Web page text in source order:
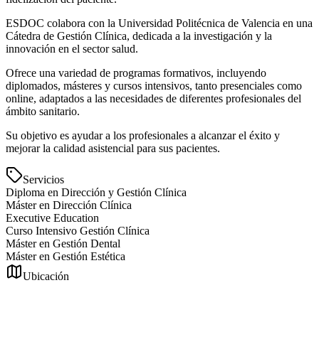
ESDOC colabora con la Universidad Politécnica de Valencia en una
Cátedra de Gestión Clínica, dedicada a la investigación y la
innovación en el sector salud.
Ofrece una variedad de programas formativos, incluyendo
diplomados, másteres y cursos intensivos, tanto presenciales como
online, adaptados a las necesidades de diferentes profesionales del
ámbito sanitario.
Su objetivo es ayudar a los profesionales a alcanzar el éxito y
mejorar la calidad asistencial para sus pacientes.
Servicios
Diploma en Dirección y Gestión Clínica
Máster en Dirección Clínica
Executive Education
Curso Intensivo Gestión Clínica
Máster en Gestión Dental
Máster en Gestión Estética
Ubicación